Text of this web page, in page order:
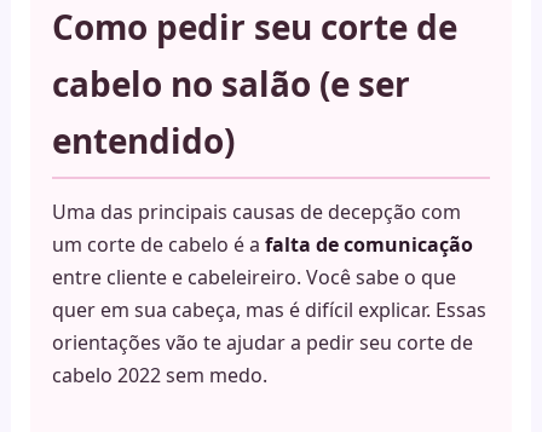
Como pedir seu corte de
cabelo no salão (e ser
entendido)
Uma das principais causas de decepção com
um corte de cabelo é afalta de comunicação
entre cliente e cabeleireiro. Você sabe o que
quer em sua cabeça, mas é difícil explicar. Essas
orientações vão te ajudar a pedir seu corte de
cabelo 2022 sem medo.